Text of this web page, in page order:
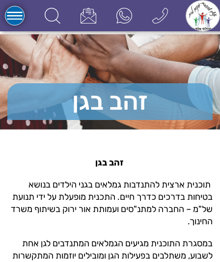
זהב בגן
 זהב בגן
 תוכנית ארצית להתנדבות גמלאים בגני הילדים בנושא
בטיחות בדרכים כדרך חיים. התכנית מופעלת על ידי תנועת
של"מ – החברה למתנ"סים ועמותת אור ירוק בשיתוף משרד
החינוך.
במסגרת התוכנית מגיעים הגמלאים המתנדבים לגן אחת
לשבוע, משתלבים בפעילות הגן ומובילים יוזמות המתקשרות